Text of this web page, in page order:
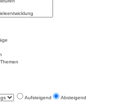
Aufsteigend
Absteigend